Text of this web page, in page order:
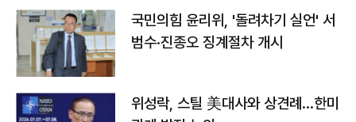
국민의힘 윤리위, '돌려차기 실언' 서
범수·진종오 징계절차 개시
위성락, 스틸 美대사와 상견례…한미